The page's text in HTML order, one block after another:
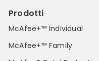
Prodotti
McAfee+™ Individual
McAfee+™ Family